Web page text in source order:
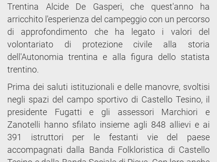
Trentina Alcide De Gasperi, che quest'anno ha
arricchito l'esperienza del campeggio con un percorso
di approfondimento che ha legato i valori del
volontariato di protezione civile alla storia
dell'Autonomia trentina e alla figura dello statista
trentino.
Prima dei saluti istituzionali e delle manovre, svoltisi
negli spazi del campo sportivo di Castello Tesino, il
presidente Fugatti e gli assessori Marchiori e
Zanotelli hanno sfilato insieme agli 848 allievi e ai
391 istruttori per le festanti vie del paese
accompagnati dalla Banda Folkloristica di Castello